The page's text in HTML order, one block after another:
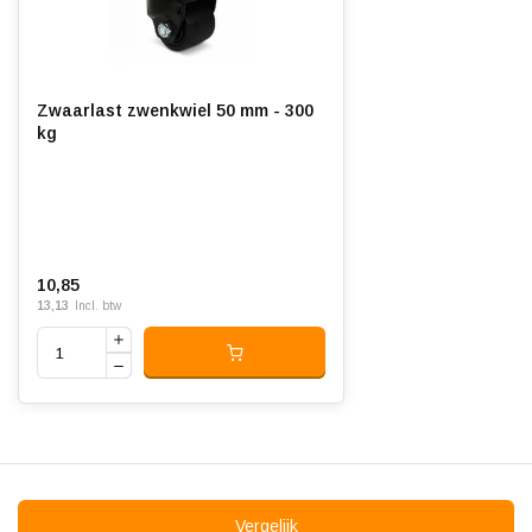
Temperatuur: - 20 / + 80 °C
Zwaarlast zwenkwiel 50 mm - 300
kg
10,85
13,13 Incl. btw
Vergelijk